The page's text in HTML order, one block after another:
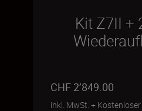
Kit Z7II +
CHF 2’849.00
inkl. MwSt. +